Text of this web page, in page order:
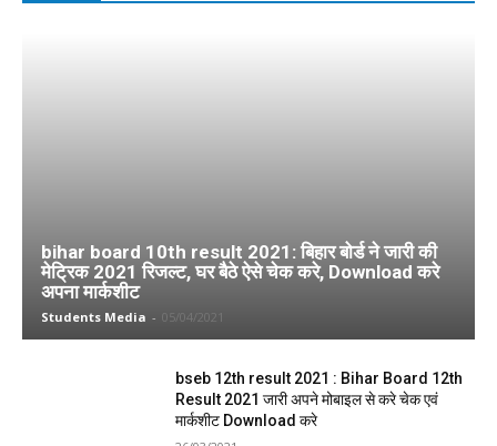
bihar board 10th result 2021: बिहार बोर्ड ने जारी की
मेट्रिक 2021 रिजल्ट, घर बैठे ऐसे चेक करे, Download करे
अपना मार्कशीट
Students Media - 05/04/2021
bseb 12th result 2021 : Bihar Board 12th
Result 2021 जारी अपने मोबाइल से करे चेक एवं
मार्कशीट Download करे